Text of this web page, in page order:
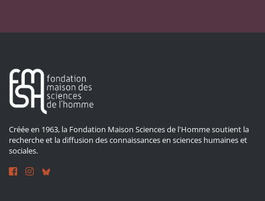
Créée en 1963, la Fondation Maison Sciences de l'Homme soutient la
recherche et la diffusion des connaissances en sciences humaines et
sociales.